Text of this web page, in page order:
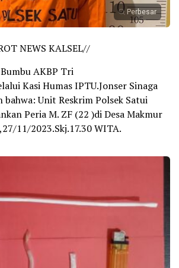
Perbesar
NEWS KALSEL//
AKBP Tri
Kasi Humas IPTU.Jonser Sinaga
Unit Reskrim Polsek Satui
Peria M. ZF (22 )di Desa Makmur
11/2023.Skj.17.30 WITA.